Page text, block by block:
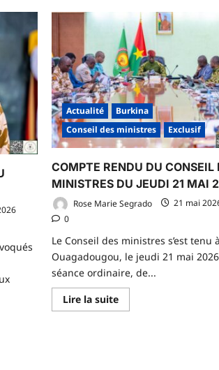
Actualité
Burkina
Conseil des ministres
Exclusif
COMPTE RENDU DU CONSEIL
MINISTRES DU JEUDI 21 MAI
Rose Marie Segrado
21 mai
0
Le Conseil des ministres s’est tenu à
Ouagadougou, le jeudi 21 mai
séance ordinaire, de...
Lire la suiteEn
savoir